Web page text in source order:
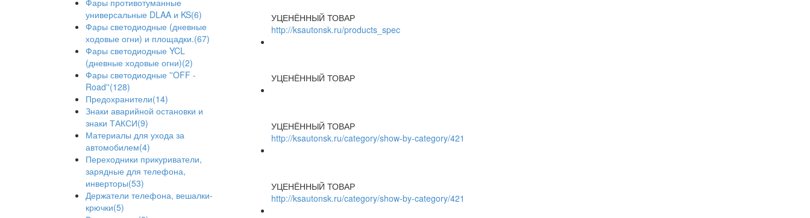
Фары противотуманные
универсальные DLAA и KS(6)
Фары светодиодные (дневные
ходовые огни) и площадки.(67)
Фары светодиодные YCL
(дневные ходовые огни)(2)
Фары светодиодные ''OFF -
Road''(128)
Предохранители(14)
Знаки аварийной остановки и
знаки ТАКСИ(9)
Материалы для ухода за
автомобилем(4)
Переходники прикуриватели,
зарядные для телефона,
инверторы(53)
Держатели телефона, вешалки-
крючки(5)
УЦЕНЁННЫЙ ТОВАР
http://ksautonsk.ru/products_spec
УЦЕНЁННЫЙ ТОВАР
УЦЕНЁННЫЙ ТОВАР
http://ksautonsk.ru/category/show-by-category/421
УЦЕНЁННЫЙ ТОВАР
http://ksautonsk.ru/category/show-by-category/421